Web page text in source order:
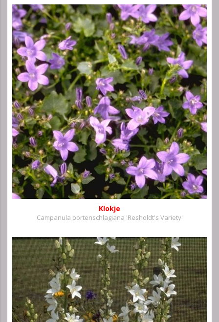
Klokje
Campanula portenschlagiana 'Resholdt's Variety'